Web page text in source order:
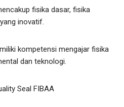
fisika dasar, fisika
inovatif.
kompetensi mengajar fisika
dan teknologi.
Seal FIBAA